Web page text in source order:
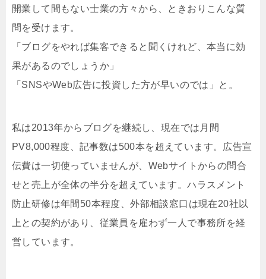
開業して間もない士業の方々から、ときおりこんな質
問を受けます。
「ブログをやれば集客できると聞くけれど、本当に効
果があるのでしょうか」
「SNSやWeb広告に投資した方が早いのでは」と。
私は2013年からブログを継続し、現在では月間
PV8,000程度、記事数は500本を超えています。広告宣
伝費は一切使っていませんが、Webサイトからの問合
せと売上が全体の半分を超えています。ハラスメント
防止研修は年間50本程度、外部相談窓口は現在20社以
上との契約があり、従業員を雇わず一人で事務所を経
営しています。